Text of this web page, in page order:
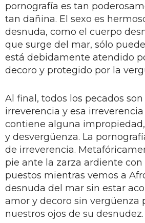
pornografía es tan
tan dañina. El sexo es
desnuda, como el cuerpo
que surge del mar, sólo
está debidamente atendido
decoro y protegido por la
Al final, todos los pecados
irreverencia y esa
contiene alguna
y desvergüenza. La
de irreverencia.
pie ante la zarza ardiente con
puestos mientras vemos a
desnuda del mar sin estar
amor y decoro sin vergüenza
nuestros ojos de su desnudez.